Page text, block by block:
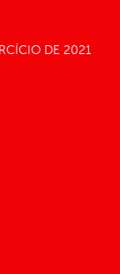
DE 2021